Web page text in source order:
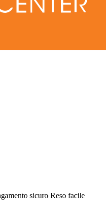
sicuro Reso facile